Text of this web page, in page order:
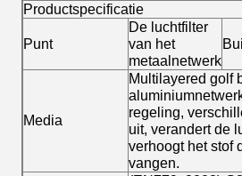
Productspecificatie
Punt
De luchtfilter
van het
metaalnetwerk
Media
Multilayered golf
regeling,
uit, verandert de
verhoogt het stof
vangen.